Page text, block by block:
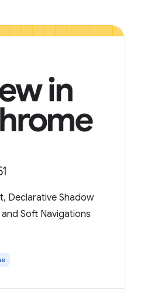
Declarative Shadow
Soft Navigations